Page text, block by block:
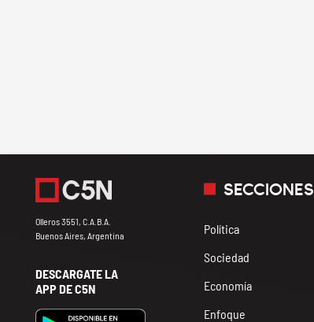
Olleros 3551, C.A.B.A.
Buenos Aires, Argentina
DESCARGATE LA
APP DE C5N
SECCIONES
Política
Sociedad
Economía
Enfoque